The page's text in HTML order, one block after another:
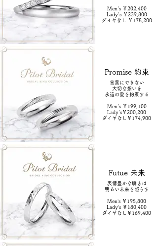
Men's ￥202,400
Lady's ￥239,800
ダイヤなし ￥178,200
Promise 約束
言葉にできない
大切な想いを
永遠の愛を約束する
Men's ￥199,100
Lady's￥200,200
ダイヤなし￥174,900
Futue 未来
表情豊かな瞬きは
明るい未来を照らす
Men’s ￥195,800
Lady’s ￥180,400
ダイヤなし￥169,400